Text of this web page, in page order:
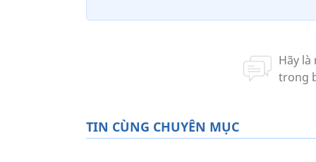
TIN CÙNG CHUYÊN MỤC